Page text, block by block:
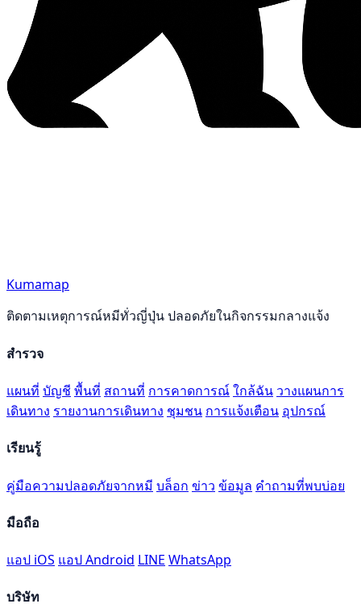
Kumamap
ติดตามเหตุการณ์หมีทั่วญี่ปุ่น ปลอดภัยในกิจกรรมกลางแจ้ง
สำรวจ
แผนที่ บัญชี พื้นที่ สถานที่ การคาดการณ์ใกล้ฉัน วางแผนการ
เดินทาง รายงานการเดินทาง ชุมชน การแจ้งเตือน อุปกรณ์
เรียนรู้
คู่มือความปลอดภัยจากหมี บล็อก ข่าว ข้อมูล คำถามที่พบบ่อย
มือถือ
แอป iOS แอป Android LINE WhatsApp
บริษัท